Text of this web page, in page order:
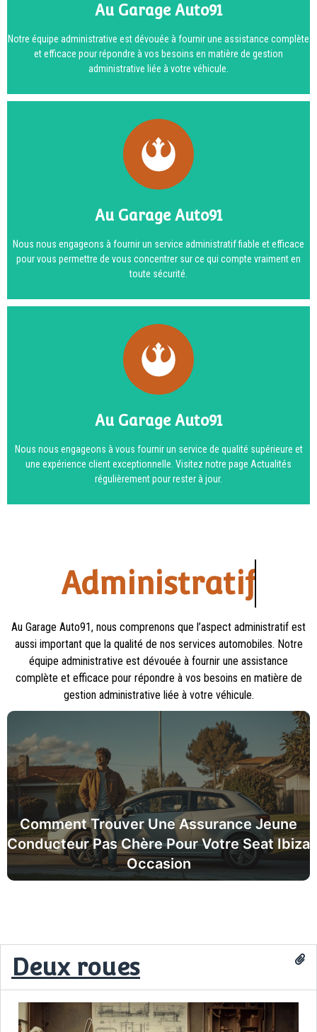
Au Garage Auto91
Notre équipe administrative est dévouée à fournir une assistance complète
et efficace pour répondre à vos besoins en matière de gestion
administrative liée à votre véhicule.
Au Garage Auto91
Nous nous engageons à fournir un service administratif fiable et efficace
pour vous permettre de vous concentrer sur ce qui compte vraiment en
toute sécurité.
Au Garage Auto91
Nous nous engageons à vous fournir un service de qualité supérieure et
une expérience client exceptionnelle. Visitez notre page Actualités
régulièrement pour rester à jour.
Administratif
Au Garage Auto91, nous comprenons que l’aspect administratif est
aussi important que la qualité de nos services automobiles. Notre
équipe administrative est dévouée à fournir une assistance
complète et efficace pour répondre à vos besoins en matière de
gestion administrative liée à votre véhicule.
Comment Trouver Une Assurance Jeune
Conducteur Pas Chère Pour Votre Seat Ibiza
Occasion
Deux roues